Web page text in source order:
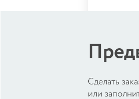
Cделать
или